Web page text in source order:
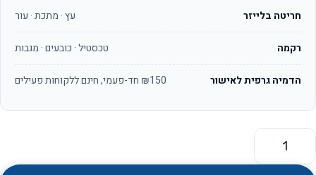
חריטה בלייזר עץ · מתכת · עור
רקמה טכסטיל · כובעים · מגבות
הדמיה גרפית לאישור ₪150 חד-פעמי, חינם ללקוחות פעילים
כמות של כדור לחץ דגם שייפ רגבי